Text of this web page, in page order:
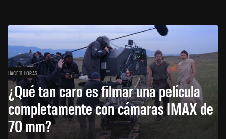
HACE 11 HORAS
¿Qué tan caro es filmar una película
completamente con cámaras IMAX de
70 mm?